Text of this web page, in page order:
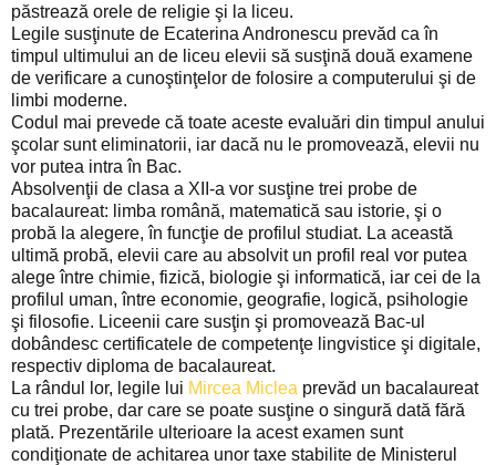
păstrează orele de religie şi la liceu.
Legile susţinute de Ecaterina Andronescu prevăd ca în
timpul ultimului an de liceu elevii să susţină două examene
de verificare a cunoştinţelor de folosire a computerului şi de
limbi moderne.
Codul mai prevede că toate aceste evaluări din timpul anului
şcolar sunt eliminatorii, iar dacă nu le promovează, elevii nu
vor putea intra în Bac.
Absolvenţii de clasa a XII-a vor susţine trei probe de
bacalaureat: limba română, matematică sau istorie, şi o
probă la alegere, în funcţie de profilul studiat. La această
ultimă probă, elevii care au absolvit un profil real vor putea
alege între chimie, fizică, biologie şi informatică, iar cei de la
profilul uman, între economie, geografie, logică, psihologie
şi filosofie. Liceenii care susţin şi promovează Bac-ul
dobândesc certificatele de competenţe lingvistice şi digitale,
respectiv diploma de bacalaureat.
La rândul lor, legile lui Mircea Miclea prevăd un bacalaureat
cu trei probe, dar care se poate susţine o singură dată fără
plată. Prezentările ulterioare la acest examen sunt
condiţionate de achitarea unor taxe stabilite de Ministerul